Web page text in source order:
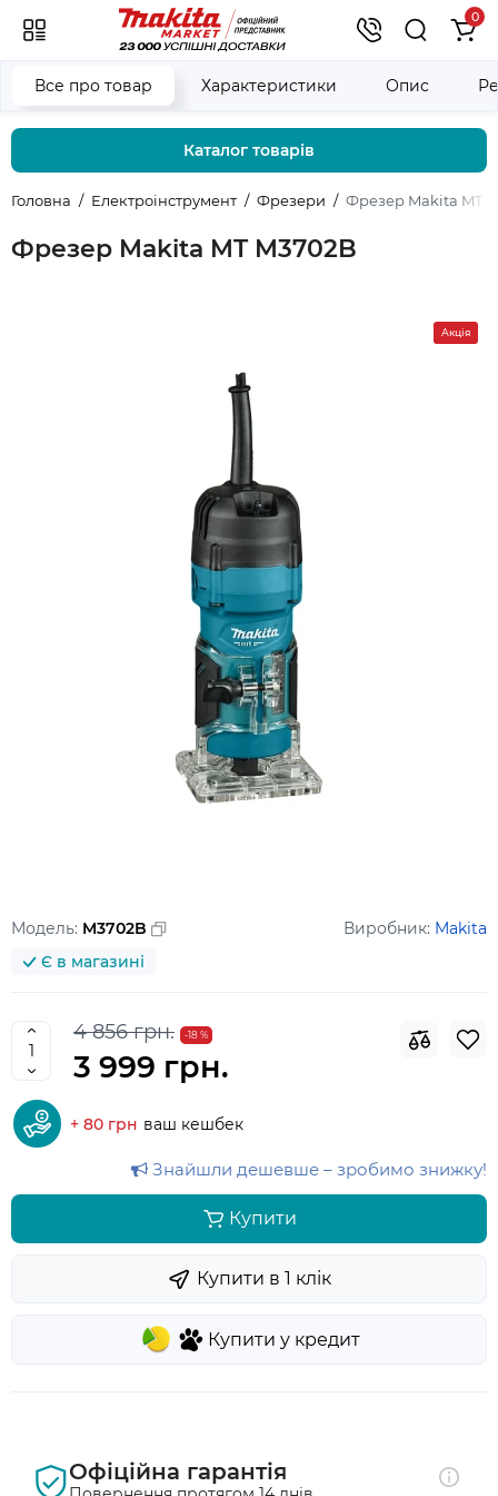
0
Каталог товарів
Головна Електроінструмент Фрезери Фрезер Makita MT
Фрезер Makita MT M3702B
Все про товар Характеристики Опис
Акція
Модель: M3702B Виробник: Makita
Є в магазині
4 856 грн. -18 %
3 999 грн.
+ 80 грн ваш кешбек
Знайшли дешевше – зробимо знижку!
Купити
Купити у кредит
Купити в 1 клiк
Офіційна гарантія